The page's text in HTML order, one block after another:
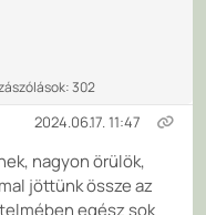
302
2024.06.17. 11:47
nagyon örülök,
jöttünk össze az